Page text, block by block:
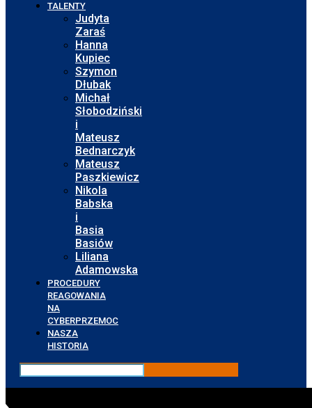
TALENTY
Judyta
Zaraś
Hanna
Kupiec
Szymon
Dłubak
Michał
Słobodziński
i
Mateusz
Bednarczyk
Mateusz
Paszkiewicz
Nikola
Babska
i
Basia
Basiów
Liliana
Adamowska
PROCEDURY
REAGOWANIA
NA
CYBERPRZEMOC
NASZA
HISTORIA